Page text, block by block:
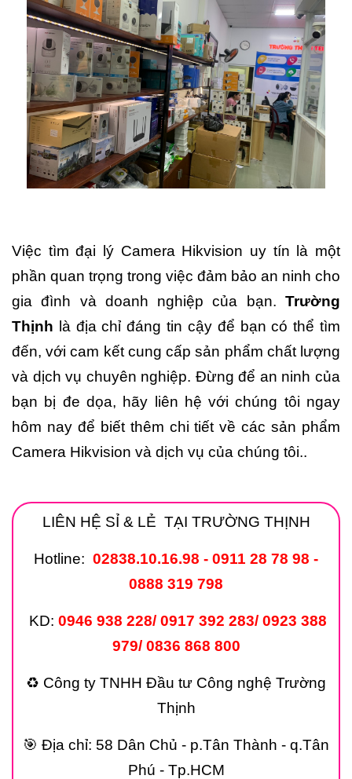
Việc tìm đại lý Camera Hikvision uy tín là một
phần quan trọng trong việc đảm bảo an ninh cho
gia đình và doanh nghiệp của bạn. Trường
Thịnh là địa chỉ đáng tin cậy để bạn có thể tìm
đến, với cam kết cung cấp sản phẩm chất lượng
và dịch vụ chuyên nghiệp. Đừng để an ninh của
bạn bị đe dọa, hãy liên hệ với chúng tôi ngay
hôm nay để biết thêm chi tiết về các sản phẩm
Camera Hikvision và dịch vụ của chúng tôi..
LIÊN HỆ SỈ & LẺ TẠI TRƯỜNG THỊNH
Hotline: 02838.10.16.98 - 0911 28 78 98 -
0888 319 798
KD: 0946 938 228/ 0917 392 283/ 0923 388
979/ 0836 868 800
♻ Công ty TNHH Đầu tư Công nghệ Trường
Thịnh
🎯 Địa chỉ: 58 Dân Chủ - p.Tân Thành - q.Tân
Phú - Tp.HCM